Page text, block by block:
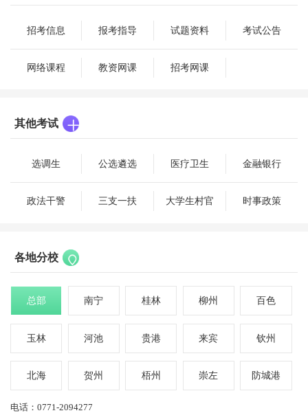
招考信息 报考指导 试题资料 考试公告
网络课程 教资网课 招考网课
其他考试
选调生 公选遴选 医疗卫生 金融银行
政法干警 三支一扶 大学生村官 时事政策
各地分校
总部 南宁 桂林 柳州 百色
玉林 河池 贵港 来宾 钦州
北海 贺州 梧州 崇左 防城港
电话：0771-2094277